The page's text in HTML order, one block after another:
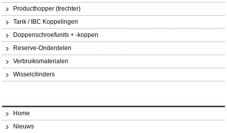
Producthopper (trechter)
Tank / IBC Koppelingen
Doppenschroefunits + -koppen
Reserve-Onderdelen
Verbruiksmaterialen
Wisselcilinders
Home
Nieuws